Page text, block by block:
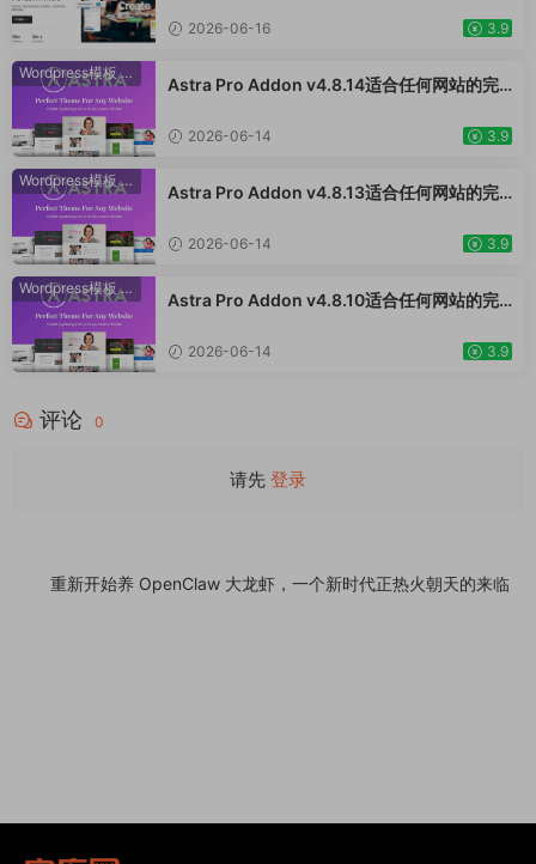
板时尚电子产品、数码产品、时装店、家具
2026-06-16 3.9
Wordpress模板· WooCommerce主题
Astra Pro Addon v4.8.14适合任何网站的完
用于一般商业网站、跨境电商独立站商城模板
装饰品、手表、化妆品、运动鞋子、家居产品
行业购物网站WordPress模板
2026-06-14 3.9
Wordpress模板· WooCommerce主题
Astra Pro Addon v4.8.13适合任何网站的完
用于一般商业网站、跨境电商独立站商城模板
装饰品、手表、化妆品、运动鞋子、家居产品
行业购物网站WordPress模板
2026-06-14 3.9
Wordpress模板· WooCommerce主题
Astra Pro Addon v4.8.10适合任何网站的完
用于一般商业网站、跨境电商独立站商城模板
2026-06-14 3.9
评论 0
请先 登录
重新开始养 OpenClaw 大龙虾，一个新时代正热火朝天的来临